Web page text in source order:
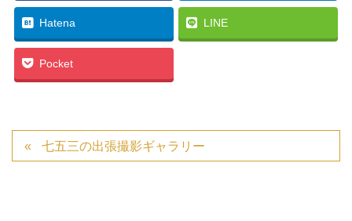
Hatena LINE
Pocket
七五三の出張撮影ギャラリー